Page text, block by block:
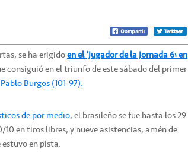
se ha erigidoen el ‘Jugador de la Jornada 6’ en
consiguió en el triunfo de este sábado del primer
Burgos (101-97).
de por medio, el brasileño se fue hasta los 29
10 en tiros libres, y nueve asistencias, amén de
en pista.